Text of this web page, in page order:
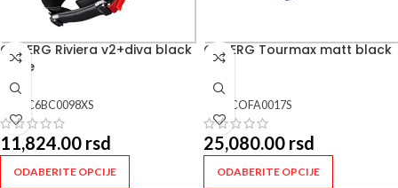
CABERG Riviera v2+diva black
white
C6BC0098XS
11,824.00 rsd
ODABERITE OPCIJE
CABERG Tourmax matt black
COFA0017S
25,080.00 rsd
ODABERITE OPCIJE